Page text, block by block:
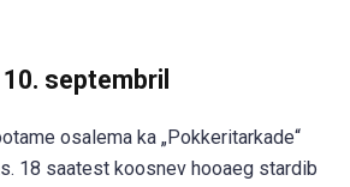
septembril
osalema ka „Pokkeritarkade“
18 saatest koosnev hooaeg stardib